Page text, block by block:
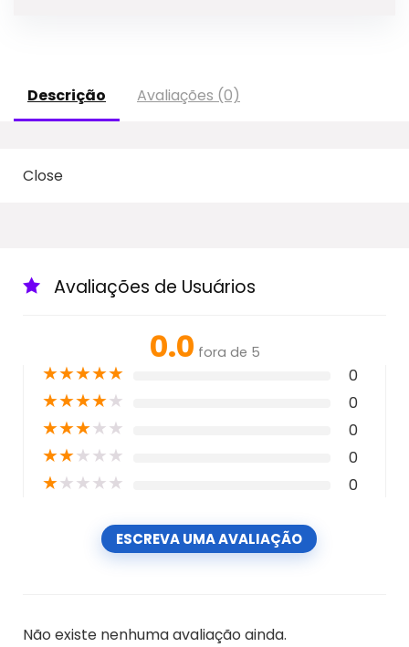
Descrição Avaliações (0)
Close
Avaliações de Usuários
0.0 fora de 5
★★★★★ 0
★★★★★ 0
★★★★★ 0
★★★★★ 0
★★★★★ 0
ESCREVA UMA AVALIAÇÃO
Não existe nenhuma avaliação ainda.